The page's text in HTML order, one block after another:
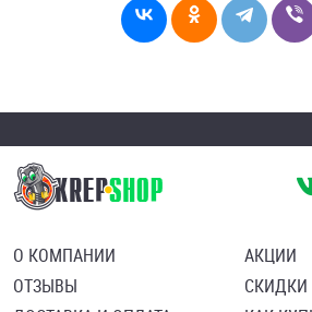
О КОМПАНИИ
ОТЗЫВЫ
АКЦИИ
СКИДКИ